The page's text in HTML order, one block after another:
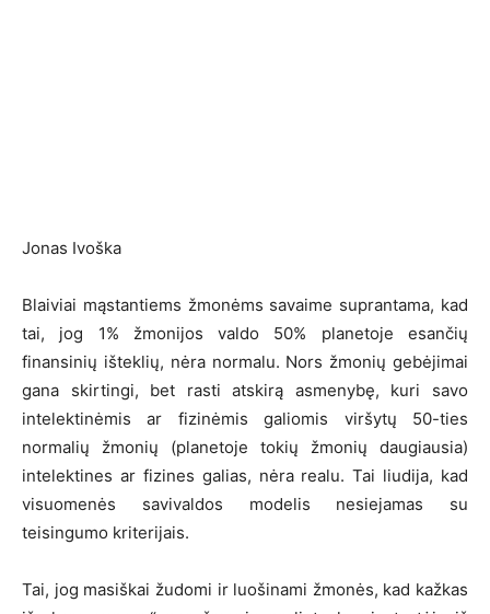
Jonas Ivoška
Blaiviai mąstantiems žmonėms savaime suprantama, kad
tai, jog 1% žmonijos valdo 50% planetoje esančių
finansinių išteklių, nėra normalu. Nors žmonių gebėjimai
gana skirtingi, bet rasti atskirą asmenybę, kuri savo
intelektinėmis ar fizinėmis galiomis viršytų 50-ties
normalių žmonių (planetoje tokių žmonių daugiausia)
intelektines ar fizines galias, nėra realu. Tai liudija, kad
visuomenės savivaldos modelis nesiejamas su
teisingumo kriterijais.
Tai, jog masiškai žudomi ir luošinami žmonės, kad kažkas